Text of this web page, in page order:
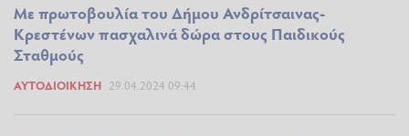
Με πρωτοβουλία του Δήμου Ανδρίτσαινας-
Κρεστένων πασχαλινά δώρα στους Παιδικούς
Σταθμούς
ΑΥΤΟΔΙΟΊΚΗΣΗ 29.04.2024 09:44